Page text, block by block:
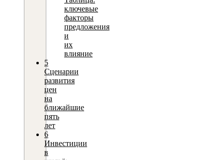
ключевые
факторы
предложения
и
их
влияние
5
Сценарии
развития
цен
на
ближайшие
пять
лет
6
Инвестиции
в